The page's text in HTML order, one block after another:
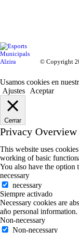
© Copyright
Usamos cookies en
Ajustes
Aceptar
Cerrar
Privacy Overview
This website uses
working of basic
You also have the option
necessary
necessary
Siempre activado
Necessary cookies are
año personal information.
Non-necessary
Non-necessary